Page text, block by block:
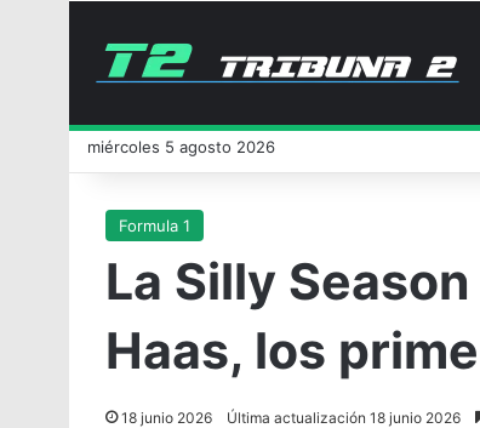
miércoles 5 agosto 2026
Formula 1
La Silly
Haas, los
18 junio 2026 Última actualización 18 junio 2026